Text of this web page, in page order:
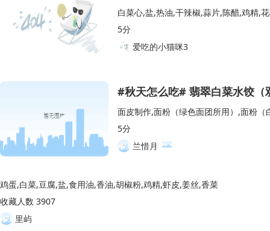
白菜心,盐,热油,干辣椒,蒜片,陈醋,鸡精,
5分
爱吃的小猫咪3
#秋天怎么吃# 翡翠白菜水饺（
5分
兰惜月
鸡蛋,白菜,豆腐,盐,食用油,香油,胡椒粉,鸡精,虾皮,姜丝,香菜
收藏人数 3907
里屿